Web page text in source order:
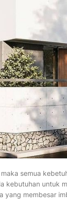
semua
kebutuhan untuk
membesar